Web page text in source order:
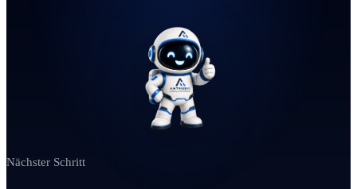
Nächster Schritt